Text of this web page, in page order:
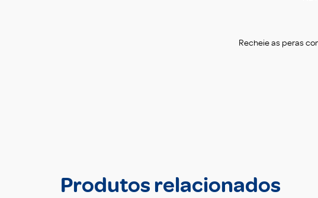
Recheie as peras
Produtos relacionados